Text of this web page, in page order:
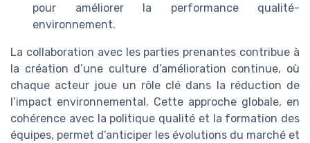
pour améliorer la performance qualité-
environnement.
La collaboration avec les parties prenantes contribue à
la création d’une culture d’amélioration continue, où
chaque acteur joue un rôle clé dans la réduction de
l’impact environnemental. Cette approche globale, en
cohérence avec la politique qualité et la formation des
équipes, permet d’anticiper les évolutions du marché et